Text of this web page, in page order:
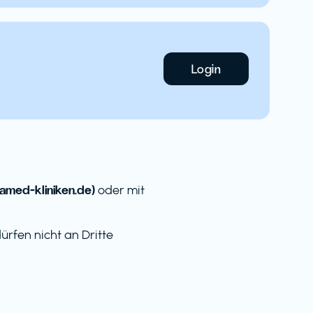
Login
kliniken.de)oder mit
nicht an Dritte